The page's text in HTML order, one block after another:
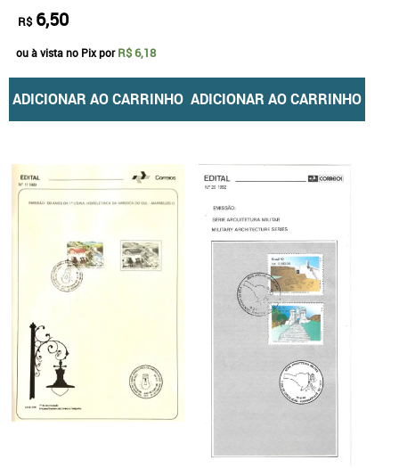
R$ 6,50
ou à vista no Pix porR$ 6,18
ADICIONAR AO CARRINHO ADICIONAR AO CARRINHO